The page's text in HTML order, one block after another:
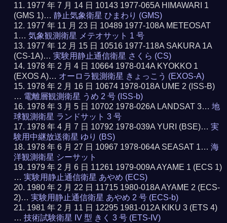
1977 年 7 月 14 日 10143 1977-065A HIMAWARI 1
(GMS 1)…静止気象衛星 ひまわり (GMS)
1977 年 11 月 23 日 10489 1977-108A METEOSAT
1…気象観測衛星 メテオサット 1 号
1977 年 12 月 15 日 10516 1977-118A SAKURA 1A
(CS-1A)…実験用静止通信衛星 さくら (CS)
1978 年 2 月 4 日 10664 1978-014A KYOKKO 1
(EXOS A)… オーロラ観測衛星 きょっこう (EXOS-A)
1978 年 2 月 16 日 10674 1978-018A UME 2 (ISS-B)
… 電離層観測衛星 うめ 2 号 (ISS-b)
1978 年 3 月 5 日 10702 1978-026A LANDSAT 3…地
球観測衛星 ランドサット 3 号
1978 年 4 月 7 日 10792 1978-039A YURI (BSE)…実
験用中継放送衛星 ゆり (BS)
1978 年 6 月 27 日 10967 1978-064A SEASAT 1…海
洋観測衛星 シーサット
1979 年 2 月 6 日 11261 1979-009A AYAME 1 (ECS 1)
…実験用静止通信衛星 あやめ (ECS)
1980 年 2 月 22 日 11715 1980-018A AYAME 2 (ECS-
2)…実験用静止通信衛星 あやめ 2 号 (ECS-b)
1981 年 2 月 11 日 12295 1981-012A KIKU 3 (ETS 4)
…技術試験衛星 IV 型 きく 3 号 (ETS-IV)